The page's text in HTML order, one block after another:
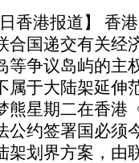
香港报道】 香
合国递交有关经
等争议岛屿的主
属于大陆架延伸
熊星期二在香港
公约签署国必须
架划界方案，由